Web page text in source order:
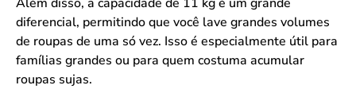
diferencial, permitindo que você lave grandes volumes
de roupas de uma só vez. Isso é especialmente útil para
famílias grandes ou para quem costuma acumular
roupas sujas.